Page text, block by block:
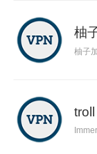
柚
柚子